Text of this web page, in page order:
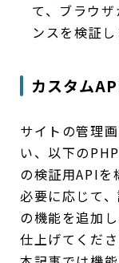
て、ブラウ
ンスを検証し
カスタム
サイトの管理
い、以下の
の検証用APIを
必要に応じて
の機能を追加
仕上げてくださ